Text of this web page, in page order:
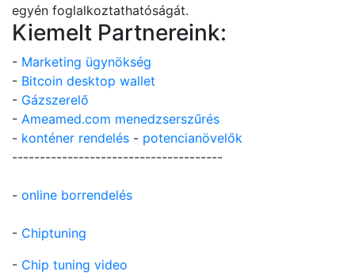
egyén foglalkoztathatóságát.
Kiemelt Partnereink:
- Marketing ügynökség
- Bitcoin desktop wallet
- Gázszerelő
- Ameamed.com menedzserszűrés
- konténer rendelés - potencianövelők
--------------------------------------
- online borrendelés
- Chiptuning
- Chip tuning video